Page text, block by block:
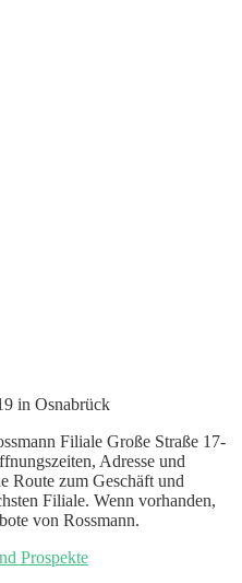
in Osnabrück
Filiale Große Straße 17-
Adresse und
Route zum Geschäft und
Filiale. Wenn vorhanden,
von Rossmann.
Prospekte